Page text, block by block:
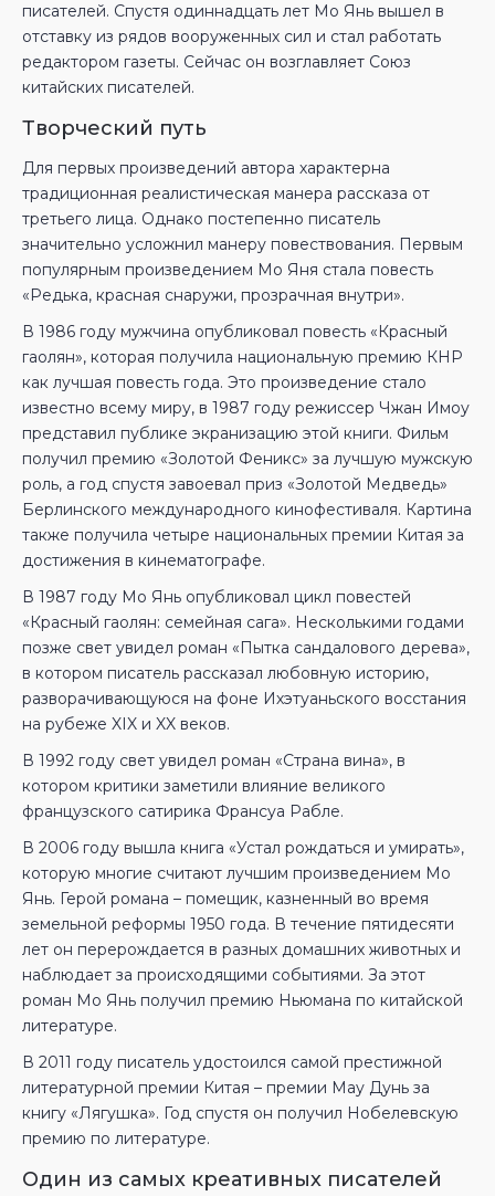
писателей. Спустя одиннадцать лет Мо Янь вышел в
отставку из рядов вооруженных сил и стал работать
редактором газеты. Сейчас он возглавляет Союз
китайских писателей.
Творческий путь
Для первых произведений автора характерна
традиционная реалистическая манера рассказа от
третьего лица. Однако постепенно писатель
значительно усложнил манеру повествования. Первым
популярным произведением Мо Яня стала повесть
«Редька, красная снаружи, прозрачная внутри».
В 1986 году мужчина опубликовал повесть «Красный
гаолян», которая получила национальную премию КНР
как лучшая повесть года. Это произведение стало
известно всему миру, в 1987 году режиссер Чжан Имоу
представил публике экранизацию этой книги. Фильм
получил премию «Золотой Феникс» за лучшую мужскую
роль, а год спустя завоевал приз «Золотой Медведь»
Берлинского международного кинофестиваля. Картина
также получила четыре национальных премии Китая за
достижения в кинематографе.
В 1987 году Мо Янь опубликовал цикл повестей
«Красный гаолян: семейная сага». Несколькими годами
позже свет увидел роман «Пытка сандалового дерева»,
в котором писатель рассказал любовную историю,
разворачивающуюся на фоне Ихэтуаньского восстания
на рубеже XIX и XX веков.
В 1992 году свет увидел роман «Страна вина», в
котором критики заметили влияние великого
французского сатирика Франсуа Рабле.
В 2006 году вышла книга «Устал рождаться и умирать»,
которую многие считают лучшим произведением Мо
Янь. Герой романа – помещик, казненный во время
земельной реформы 1950 года. В течение пятидесяти
лет он перерождается в разных домашних животных и
наблюдает за происходящими событиями. За этот
роман Мо Янь получил премию Ньюмана по китайской
литературе.
В 2011 году писатель удостоился самой престижной
литературной премии Китая – премии Мау Дунь за
книгу «Лягушка». Год спустя он получил Нобелевскую
премию по литературе.
Один из самых креативных писателей